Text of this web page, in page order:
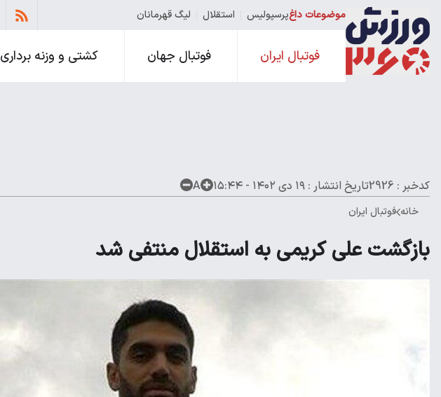
موضوعات داغپرسپولیس استقلال لیگ قهرمانان
فوتبال ایران فوتبال جهان کشتی و وزنه برداری
کدخبر : 2926 تاریخ انتشار : ۱۹ دی ۱۴۰۲ - ۱۵:۴۴ A
خانه فوتبال ایران
بازگشت علی کریمی به استقلال منتفی شد